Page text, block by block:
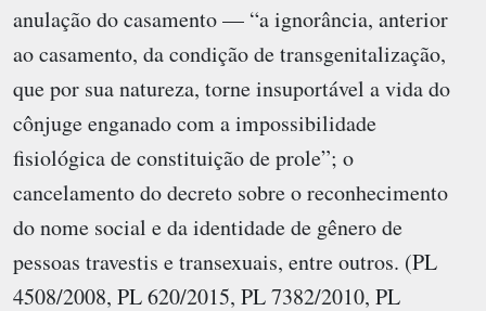
anulação do casamento — “a ignorância, anterior
ao casamento, da condição de transgenitalização,
que por sua natureza, torne insuportável a vida do
cônjuge enganado com a impossibilidade
fisiológica de constituição de prole”; o
cancelamento do decreto sobre o reconhecimento
do nome social e da identidade de gênero de
pessoas travestis e transexuais, entre outros. (PL
4508/2008, PL 620/2015, PL 7382/2010, PL